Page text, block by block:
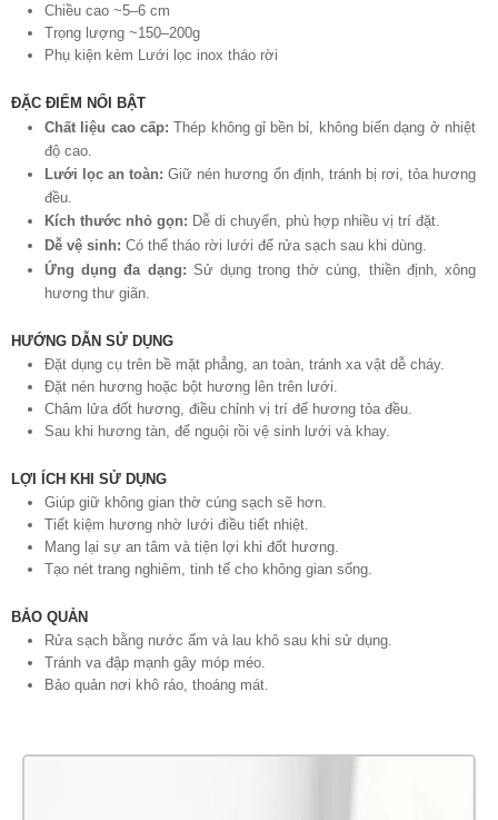
Chiều cao ~5–6 cm
Trọng lượng ~150–200g
Phụ kiện kèm Lưới lọc inox tháo rời
ĐẶC ĐIỂM NỔI BẬT
Chất liệu cao cấp: Thép không gỉ bền bỉ, không biến dạng ở nhiệt
độ cao.
Lưới lọc an toàn: Giữ nén hương ổn định, tránh bị rơi, tỏa hương
đều.
Kích thước nhỏ gọn: Dễ di chuyển, phù hợp nhiều vị trí đặt.
Dễ vệ sinh: Có thể tháo rời lưới để rửa sạch sau khi dùng.
Ứng dụng đa dạng: Sử dụng trong thờ cúng, thiền định, xông
hương thư giãn.
HƯỚNG DẪN SỬ DỤNG
Đặt dụng cụ trên bề mặt phẳng, an toàn, tránh xa vật dễ cháy.
Đặt nén hương hoặc bột hương lên trên lưới.
Châm lửa đốt hương, điều chỉnh vị trí để hương tỏa đều.
Sau khi hương tàn, để nguội rồi vệ sinh lưới và khay.
LỢI ÍCH KHI SỬ DỤNG
Giúp giữ không gian thờ cúng sạch sẽ hơn.
Tiết kiệm hương nhờ lưới điều tiết nhiệt.
Mang lại sự an tâm và tiện lợi khi đốt hương.
Tạo nét trang nghiêm, tinh tế cho không gian sống.
BẢO QUẢN
Rửa sạch bằng nước ấm và lau khô sau khi sử dụng.
Tránh va đập mạnh gây móp méo.
Bảo quản nơi khô ráo, thoáng mát.